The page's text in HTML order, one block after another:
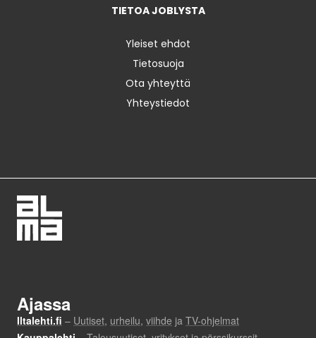
TIETOA JOBLYSTA
Yleiset ehdot
Tietosuoja
Ota yhteyttä
Yhteystiedot